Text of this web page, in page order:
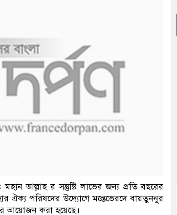
মহান আল্লাহ র সন্তুষ্টি লাভের জন্য প্রতি বছরের
ঐক্য পরিষদের উদ্যোগে মন্তেভেরদে বায়তুননুর
আয়োজন করা হয়েছে।